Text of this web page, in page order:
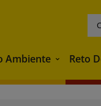
Ambiente Medio
Reto